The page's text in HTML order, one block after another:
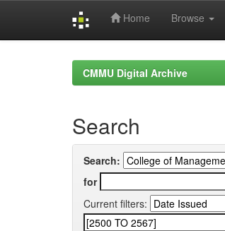
Home Browse
CMMU Digital Archive
Search
Search:
for
Current filters: